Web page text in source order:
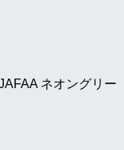
ネオングリー